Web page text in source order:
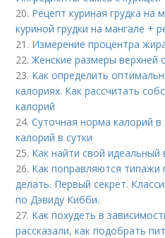
20. Рецепт куриная грудка
куриной грудки на мангале +
21. Измерение процентра
22.Женские размеры верхней
23. Как определить
калориях. Как рассчитать
калорий
24.Суточная норма калорий
калорий в сутки
25. Как найти свой
26. Как поправляются типажи
делать. Первый секрет.
по Дэвиду Кибби.
27. Как похудеть в
рассказали, как подобрать